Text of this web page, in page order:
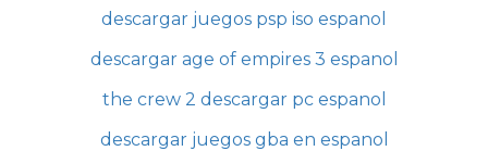
descargar juegos psp iso espanol
descargar age of empires 3 espanol
the crew 2 descargar pc espanol
descargar juegos gba en espanol